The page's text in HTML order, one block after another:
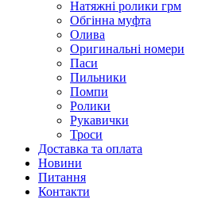
Натяжні ролики грм
Обгінна муфта
Олива
Оригинальні номери
Паси
Пильники
Помпи
Ролики
Рукавички
Троси
Доставка та оплата
Новини
Питання
Контакти